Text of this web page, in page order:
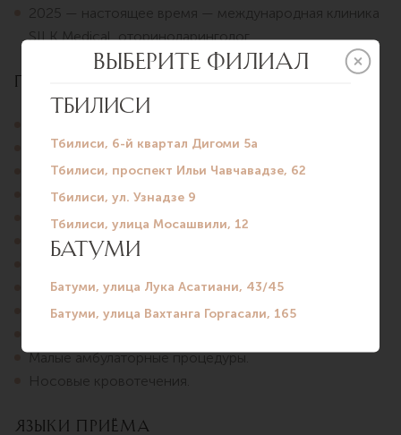
2025 — настоящее время — международная клиника
SILK Medical, оториноларинголог.
Проводит диагностику и лечение
Синуситы.
Тонзиллиты.
Фарингиты.
Ларингиты.
Наружный и средний отит.
Аллергический ринит.
Нарушения носового дыхания.
Первичная диагностика нарушений слуха.
Малые амбулаторные процедуры.
Носовые кровотечения.
Языки приёма